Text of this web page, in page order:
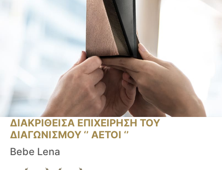
ΔΙΑΚΡΙΘΕΙΣΑ ΕΠΙΧΕΙΡΗΣΗ ΤΟΥ
ΔΙΑΓΩΝΙΣΜΟΥ ‘’ ΑΕΤΟΙ ‘’
Bebe Lena